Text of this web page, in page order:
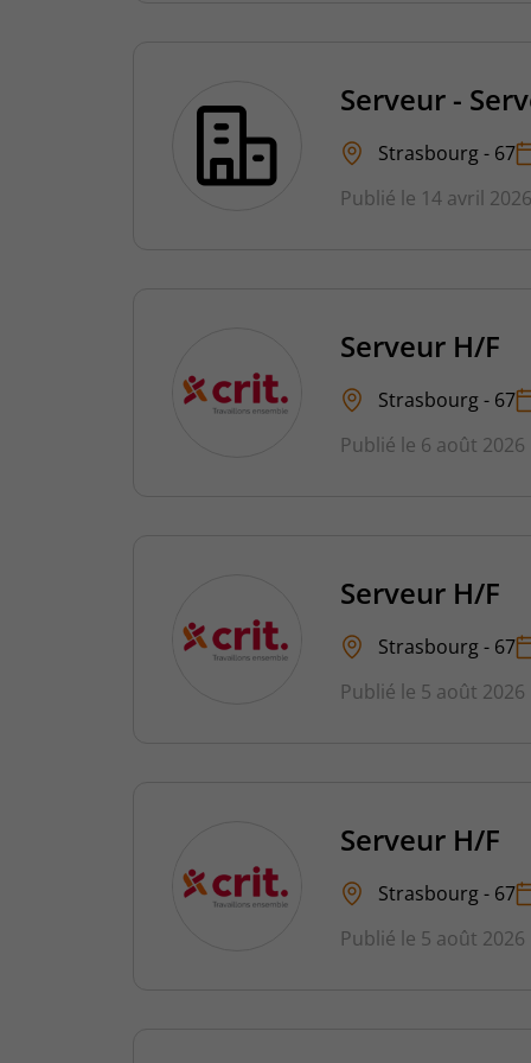
Serveur -
Strasbourg - 67
Publié le 14 avril 2026
Serveur H/F
Strasbourg - 67
Publié le 6 août 2026
Serveur H/F
Strasbourg - 67
Publié le 5 août 2026
Serveur H/F
Strasbourg - 67
Publié le 5 août 2026